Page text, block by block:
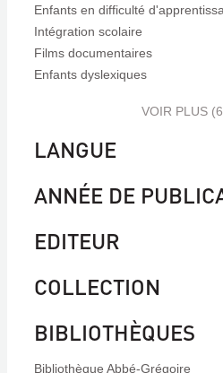
Enfants en difficulté
Intégration scolaire
Films documentaires
Enfants dyslexiques
VOIR PLUS
LANGUE
ANNÉE DE
EDITEUR
COLLECTION
BIBLIOTHÈQUES
Bibliothèque Abbé-Grégoire